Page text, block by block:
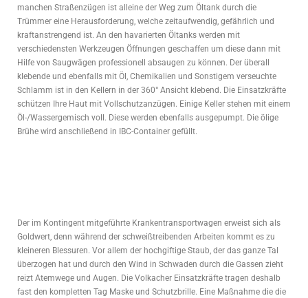
manchen Straßenzügen ist alleine der Weg zum Öltank durch die
Trümmer eine Herausforderung, welche zeitaufwendig, gefährlich und
kraftanstrengend ist. An den havarierten Öltanks werden mit
verschiedensten Werkzeugen Öffnungen geschaffen um diese dann mit
Hilfe von Saugwägen professionell absaugen zu können. Der überall
klebende und ebenfalls mit Öl, Chemikalien und Sonstigem verseuchte
Schlamm ist in den Kellern in der 360° Ansicht klebend. Die Einsatzkräfte
schützen Ihre Haut mit Vollschutzanzügen. Einige Keller stehen mit einem
Öl-/Wassergemisch voll. Diese werden ebenfalls ausgepumpt. Die ölige
Brühe wird anschließend in IBC-Container gefüllt.
Der im Kontingent mitgeführte Krankentransportwagen erweist sich als
Goldwert, denn während der schweißtreibenden Arbeiten kommt es zu
kleineren Blessuren. Vor allem der hochgiftige Staub, der das ganze Tal
überzogen hat und durch den Wind in Schwaden durch die Gassen zieht
reizt Atemwege und Augen. Die Volkacher Einsatzkräfte tragen deshalb
fast den kompletten Tag Maske und Schutzbrille. Eine Maßnahme die die